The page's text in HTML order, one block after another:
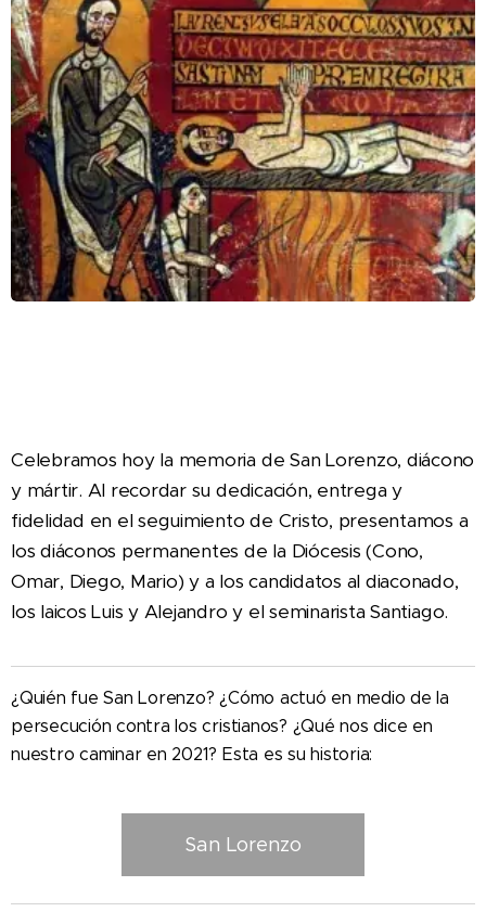
Celebramos hoy la memoria de San Lorenzo, diácono
y mártir. Al recordar su dedicación, entrega y
fidelidad en el seguimiento de Cristo, presentamos a
los diáconos permanentes de la Diócesis (Cono,
Omar, Diego, Mario) y a los candidatos al diaconado,
los laicos Luis y Alejandro y el seminarista Santiago.
¿Quién fue San Lorenzo? ¿Cómo actuó en medio de la
persecución contra los cristianos? ¿Qué nos dice en
nuestro caminar en 2021? Esta es su historia:
San Lorenzo